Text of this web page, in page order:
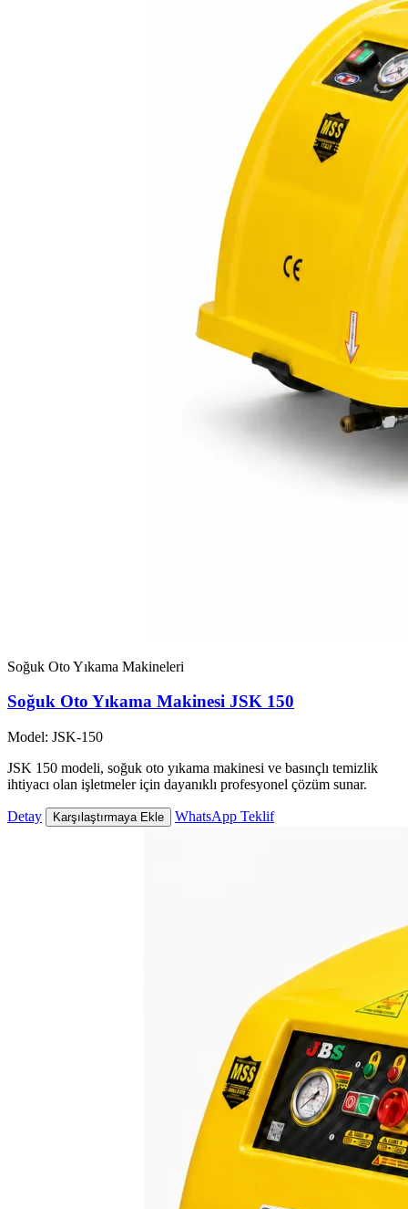
Soğuk Oto Yıkama Makineleri
Soğuk Oto Yıkama Makinesi JSK 150
Model: JSK-150
JSK 150 modeli, soğuk oto yıkama makinesi ve basınçlı temizlik
ihtiyacı olan işletmeler için dayanıklı profesyonel çözüm sunar.
Detay Karşılaştırmaya Ekle WhatsApp Teklif